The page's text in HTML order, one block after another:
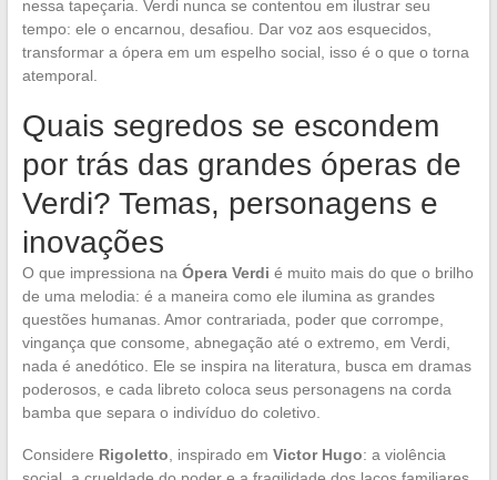
nessa tapeçaria. Verdi nunca se contentou em ilustrar seu
tempo: ele o encarnou, desafiou. Dar voz aos esquecidos,
transformar a ópera em um espelho social, isso é o que o torna
atemporal.
Quais segredos se escondem
por trás das grandes óperas de
Verdi? Temas, personagens e
inovações
O que impressiona na Ópera Verdi é muito mais do que o brilho
de uma melodia: é a maneira como ele ilumina as grandes
questões humanas. Amor contrariada, poder que corrompe,
vingança que consome, abnegação até o extremo, em Verdi,
nada é anedótico. Ele se inspira na literatura, busca em dramas
poderosos, e cada libreto coloca seus personagens na corda
bamba que separa o indivíduo do coletivo.
Considere Rigoletto , inspirado em Victor Hugo: a violência